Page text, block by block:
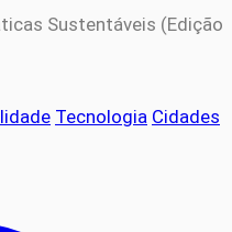
Sustentáveis (Edição
Tecnologia Cidades